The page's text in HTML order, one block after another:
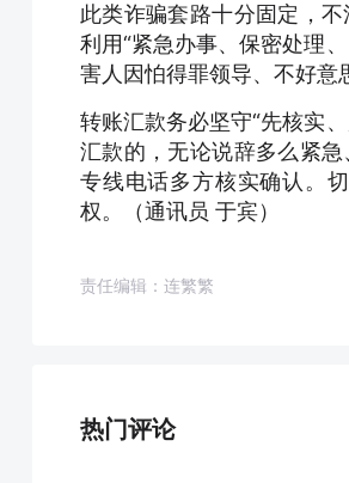
此类诈骗套路十分固定，
利用“紧急办事、保密处理
害人因怕得罪领导、不好意
转账汇款务必坚守“先核实
汇款的，无论说辞多么紧
专线电话多方核实确认。
权。（通讯员 于宾）
责任编辑：连繁繁
热门评论